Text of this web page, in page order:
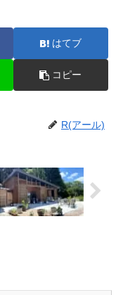
はてブ
コピー
R(アール)